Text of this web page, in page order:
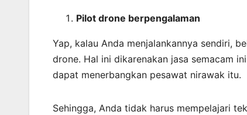
Pilot drone berpengalaman
Yap, kalau Anda menjalankannya sendiri,
drone. Hal ini dikarenakan jasa semacam
dapat menerbangkan pesawat nirawak itu.
Sehingga, Anda tidak harus mempelajari